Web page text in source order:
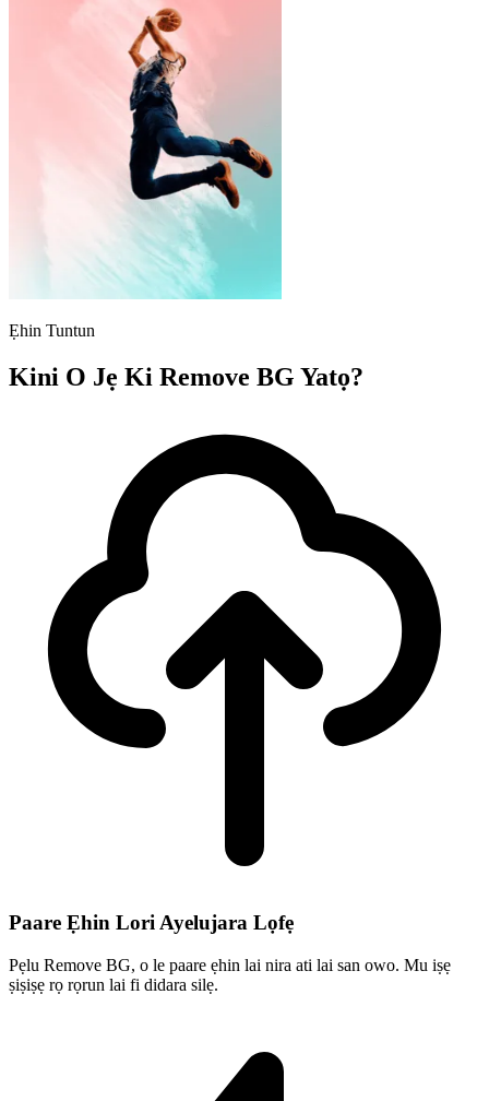
Ẹhin Tuntun
Kini O Jẹ Ki Remove BG Yatọ?
Paare Ẹhin Lori Ayelujara Lọfẹ
Pẹlu Remove BG, o le paare ẹhin lai nira ati lai san owo. Mu iṣẹ
ṣiṣiṣẹ rọ rọrun lai fi didara silẹ.